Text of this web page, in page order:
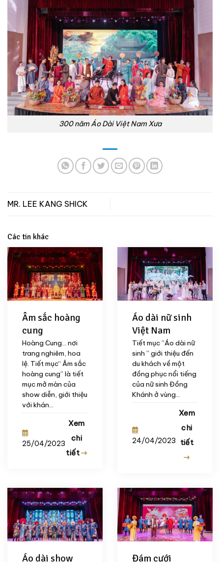
300 năm Áo Dài Việt Nam Xưa
MR. LEE KANG SHICK
Các tin khác
Âm sắc hoàng
cung
Hoàng Cung… nơi
trang nghiêm, hoa
lệ. Tiết mục“ Âm sắc
hoàng cung” là tiết
mục mở màn của
show diễn, giới thiệu
với khán...
25/04/2023
Xem
chi
tiết
Áo dài nữ sinh
Việt Nam
Tiết mục ”Áo dài nữ
sinh ” giới thiệu đến
du khách về một
đồng phục nổi tiếng
của nữ sinh Đồng
Khánh ở vùng...
24/04/2023
Xem
chi
tiết
Áo dài show Đám cưới